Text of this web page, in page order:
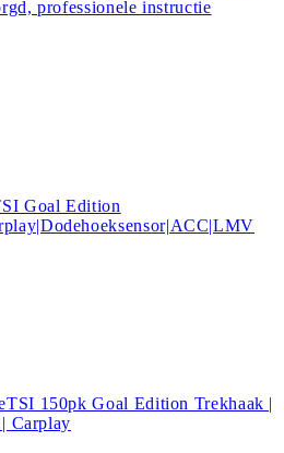
professionele instructie
Goal Edition
150pk Goal Edition Trekhaak |
Carplay